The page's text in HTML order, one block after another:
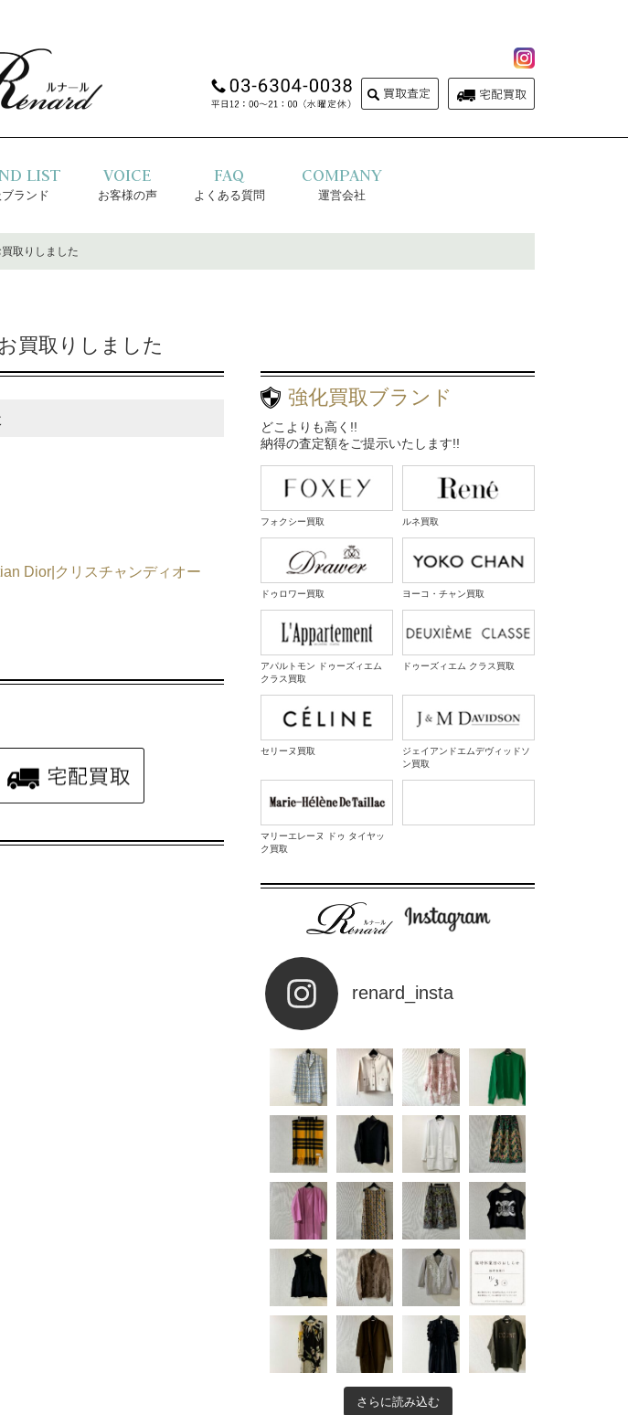
LIST
ランド
VOICE
お客様の声
FAQ
よくある質問
COMPANY
運営会社
買取りしました
買取りしました
Dior|クリスチャンディオー
強化買取ブランド
どこよりも高く!!
納得の査定額をご提示いたします!!
フォクシー買取 ルネ買取
ドゥロワー買取 ヨーコ・チャン買取
アパルトモン ドゥーズィエム
クラス買取
ドゥーズィエム クラス買取
セリーヌ買取
ジェイアンドエムデヴィッドソ
ン買取
マリーエレーヌ ドゥ タイヤッ
ク買取
renard_insta
さらに読み込む